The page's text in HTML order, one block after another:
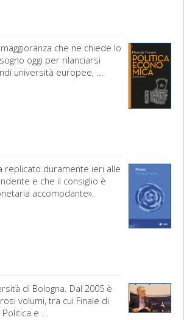
che ne chiede lo
oggi per rilanciarsi
università europee, ...
replicato duramente ieri alle
e che il consiglio è
accomodante».
di Bologna. Dal 2005 è
volumi, tra cui Finale di
e ...